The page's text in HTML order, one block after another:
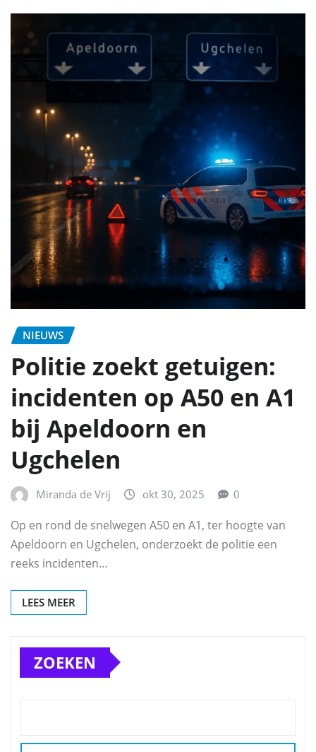
NIEUWS
Politie zoekt getuigen:
incidenten op A50 en A1
bij Apeldoorn en
Ugchelen
Miranda de Vrij okt 30, 2025 0
Op en rond de snelwegen A50 en A1, ter hoogte van
Apeldoorn en Ugchelen, onderzoekt de politie een
reeks incidenten…
LEES MEER
ZOEKEN